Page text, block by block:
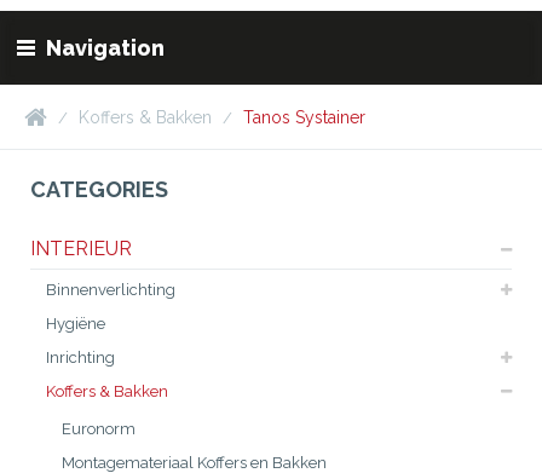
Navigation
Koffers & Bakken Tanos Systainer
CATEGORIES
INTERIEUR
Binnenverlichting
Hygiëne
Inrichting
Koffers & Bakken
Euronorm
Montagemateriaal Koffers en Bakken